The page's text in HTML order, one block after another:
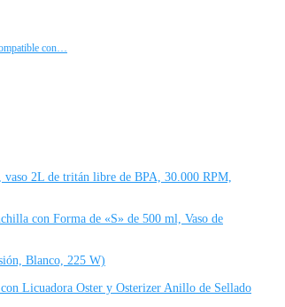
con…
2L de tritán libre de BPA, 30.000 RPM,
con Forma de «S» de 500 ml, Vaso de
Blanco, 225 W)
Licuadora Oster y Osterizer Anillo de Sellado